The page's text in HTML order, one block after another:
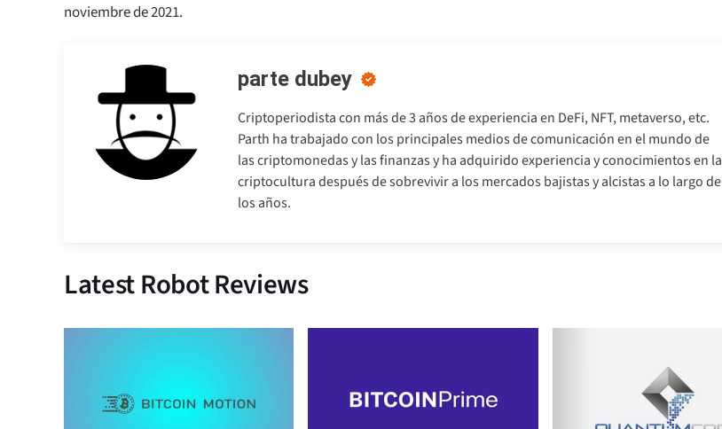
noviembre de 2021.
parte dubey
Criptoperiodista con más de 3 años de experiencia en DeFi, NFT, metaverso, etc.
Parth ha trabajado con los principales medios de comunicación en el mundo de
las criptomonedas y las finanzas y ha adquirido experiencia y conocimientos en la
criptocultura después de sobrevivir a los mercados bajistas y alcistas a lo largo de
los años.
Latest Robot Reviews